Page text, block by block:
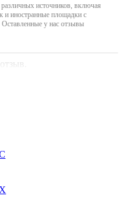
источников, включая
и иностранные площадки с
у нас отзывы